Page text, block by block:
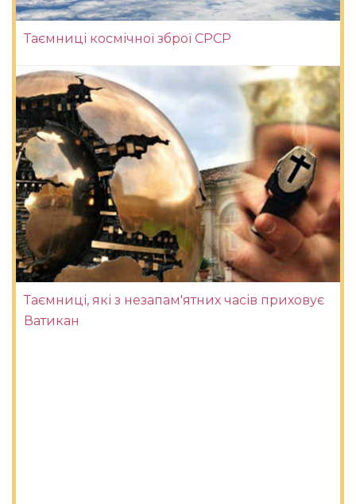
Таємниці космічної зброї СРСР
Таємниці, які з незапам'ятних часів приховує
Ватикан